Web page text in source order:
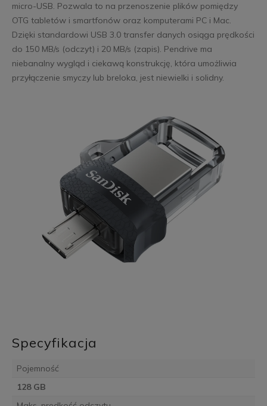
micro-USB. Pozwala to na przenoszenie plików pomiędzy
OTG tabletów i smartfonów oraz komputerami PC i Mac.
Dzięki standardowi USB 3.0 transfer danych osiąga prędkości
do 150 MB/s (odczyt) i 20 MB/s (zapis). Pendrive ma
niebanalny wygląd i ciekawą konstrukcję, która umożliwia
przyłączenie smyczy lub breloka, jest niewielki i solidny.
Specyfikacja
Pojemność
128 GB